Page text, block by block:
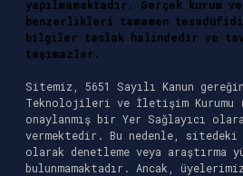
yapılmamaktadır. Gerçek
benzerlikleri tamamen
bilgiler taslak halindedir ve
taşımazlar.
Sitemiz, 5651 Sayılı Kanun
Teknolojileri ve İletişim Kurumu
onaylanmış bir Yer Sağlayıcı
vermektedir. Bu nedenle,
olarak denetleme veya araştırma
bulunmamaktadır. Ancak,